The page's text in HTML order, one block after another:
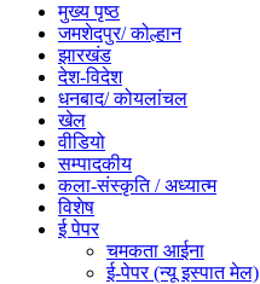
मुख्य पृष्ठ
जमशेदपुर/ कोल्हान
झारखंड
देश-विदेश
धनबाद/ कोयलांचल
खेल
वीडियो
सम्पादकीय
कला-संस्कृति / अध्यात्म
विशेष
ई पेपर
चमकता आईना
ई-पेपर (न्यू इस्पात मेल)